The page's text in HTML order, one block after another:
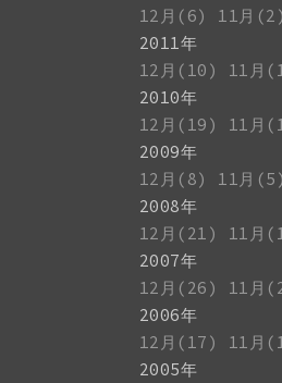
12月(6)
11月(2)
2011年
12月(10)
11月
2010年
12月(19)
11月
2009年
12月(8)
11月(5)
2008年
12月(21)
11月
2007年
12月(26)
11月
2006年
12月(17)
11月
2005年